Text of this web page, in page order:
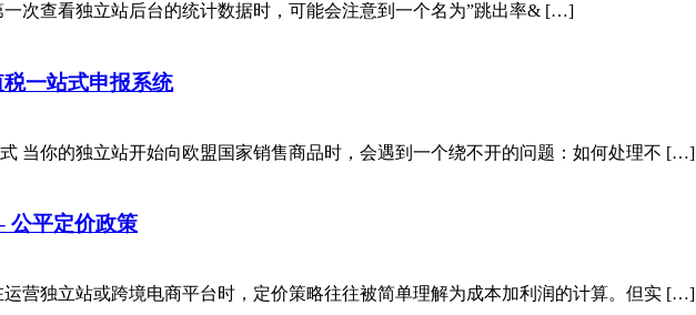
次查看独立站后台的统计数据时，可能会注意到一个名为”跳出率& […]
税一站式申报系统
当你的独立站开始向欧盟国家销售商品时，会遇到一个绕不开的问题：如何处理不 […]
公平定价政策
营独立站或跨境电商平台时，定价策略往往被简单理解为成本加利润的计算。但实 […]